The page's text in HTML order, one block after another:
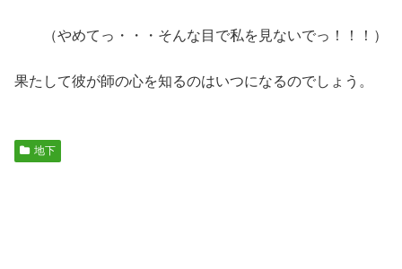
（やめてっ・・・そんな目で私を見ないでっ！！！）
果たして彼が師の心を知るのはいつになるのでしょう。
地下